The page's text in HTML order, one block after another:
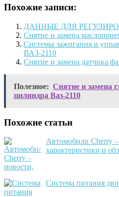
Похожие записи:
ДАННЫЕ ДЛЯ
Снятие и замена
Системы зажигания и
ВАЗ-2110
Снятие и замена датчика
Полезное: Снятие и замена
цилиндра Ваз-2110
Похожие статьи
Автомобили Cherry –
характеристики и
Система питания